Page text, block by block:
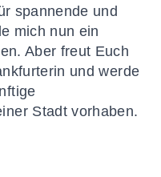
spannende und
mich nun ein
Aber freut Euch
und werde
Stadt vorhaben.